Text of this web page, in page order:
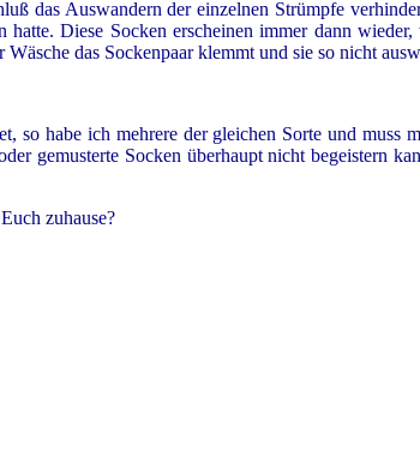
das Auswandern der einzelnen Strümpfe
Diese Socken erscheinen immer dann
das Sockenpaar klemmt und sie so nicht
so habe ich mehrere der gleichen Sorte und
gemusterte Socken überhaupt nicht begeistern
zuhause?